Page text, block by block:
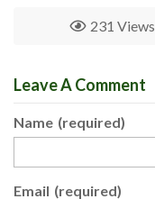
231 Views
Leave A Comment
Name (required)
Email (required)